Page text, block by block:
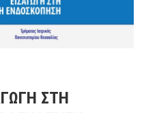
ΣΤΗ